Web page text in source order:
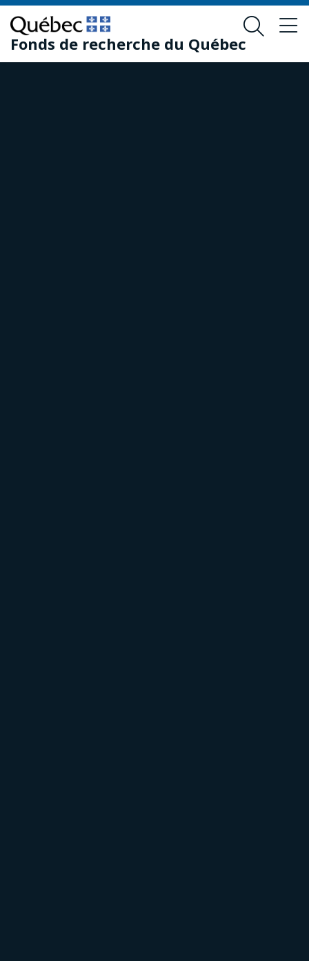
Passer
au
contenu
principal
Passer
au
pied
de
Fonds de recherche du Québec